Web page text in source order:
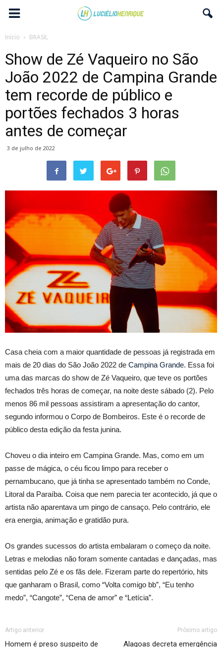
Início BRASIL
Show de Zé Vaqueiro no São
João 2022 de Campina Grande
tem recorde de público e
portões fechados 3 horas
antes de começar
3 de julho de 2022
Casa cheia com a maior quantidade de pessoas já registrada em
mais de 20 dias do São João 2022 de Campina Grande. Essa foi
uma das marcas do show de Zé Vaqueiro, que teve os portões
fechados três horas de começar, na noite deste sábado (2). Pelo
menos 86 mil pessoas assistiram a apresentação do cantor,
segundo informou o Corpo de Bombeiros. Este é o recorde de
público desta edição da festa junina.
Choveu o dia inteiro em Campina Grande. Mas, como em um
passe de mágica, o céu ficou limpo para receber o
pernambucano, que já tinha se apresentado também no Conde,
Litoral da Paraíba. Coisa que nem parecia ter acontecido, já que o
artista não aparentava um pingo de cansaço. Pelo contrário, ele
era energia, animação e gratidão pura.
Os grandes sucessos do artista embalaram o começo da noite.
Letras e melodias não foram somente cantadas e dançadas, mas
sentidas pelo Zé e os fãs dele. Fizeram parte do repertório, hits
que ganharam o Brasil, como “Volta comigo bb”, “Eu tenho
medo”, “Cangote”, “Cena de amor” e “Letícia”.
Artigo anterior
Homem é preso suspeito de
Próximo artigo
Alagoas decreta emergência